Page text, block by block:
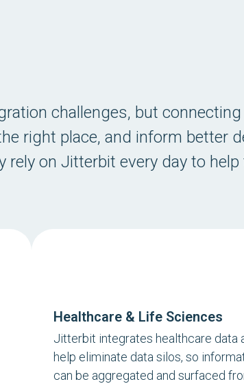
challenges, but
right place, and inform better
on Jitterbit every day to
Healthcare & Life Sciences
Jitterbit integrates healthcare data
help eliminate data silos, so
can be aggregated and surfaced